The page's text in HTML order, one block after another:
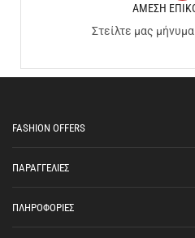
ΑΜΕΣΗ
Στείλτε μας
FASHION OFFERS
ΠΑΡΑΓΓΕΛΙΕΣ
ΠΛΗΡΟΦΟΡΙΕΣ